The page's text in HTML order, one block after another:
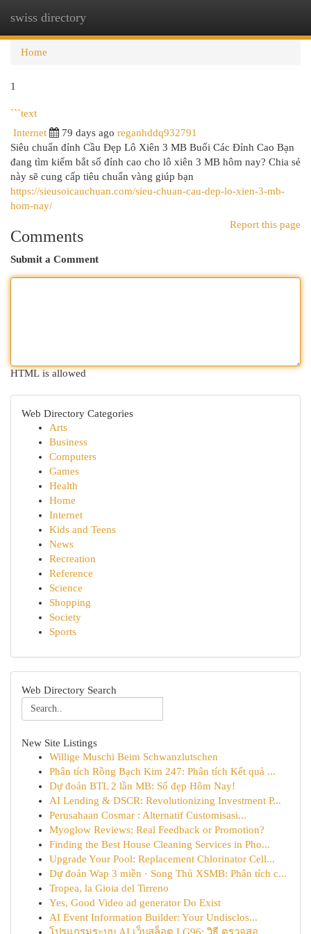
swiss directory
Home
1
```text
Internet 79 days ago reganhddq932791
Siêu chuẩn đỉnh Cầu Đẹp Lô Xiên 3 MB Buổi Các Đỉnh Cao Bạn
đang tìm kiếm bắt số đỉnh cao cho lô xiên 3 MB hôm nay? Chia sẻ
này sẽ cung cấp tiêu chuẩn vàng giúp bạn
https://sieusoicauchuan.com/sieu-chuan-cau-dep-lo-xien-3-mb-
hom-nay/
Report this page
Comments
Submit a Comment
HTML is allowed
Web Directory Categories
Arts
Business
Computers
Games
Health
Home
Internet
Kids and Teens
News
Recreation
Reference
Science
Shopping
Society
Sports
Web Directory Search
New Site Listings
Willige Muschi Beim Schwanzlutschen
Phân tích Rồng Bạch Kim 247: Phân tích Kết quả ...
Dự đoán BTL 2 lần MB: Số đẹp Hôm Nay!
AI Lending & DSCR: Revolutionizing Investment P...
Perusahaan Cosmar : Alternatif Customisasi...
Myoglow Reviews: Real Feedback or Promotion?
Finding the Best House Cleaning Services in Pho...
Upgrade Your Pool: Replacement Chlorinator Cell...
Dự đoán Wap 3 miền · Song Thủ XSMB: Phân tích c...
Tropea, la Gioia del Tirreno
Yes, Good Video ad generator Do Exist
AI Event Information Builder: Your Undisclos...